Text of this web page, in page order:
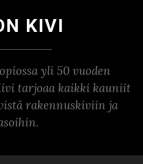
KIVI
yli 50 vuoden
tarjoaa kaikki kauniit
rakennuskiviin ja